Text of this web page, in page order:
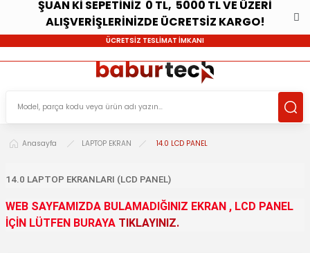
ŞUAN Kİ SEPETİNİZ 0 TL, 5000 TL VE ÜZERİ
ALIŞVERİŞLERİNİZDE ÜCRETSİZ KARGO!
ÜCRETSİZ TESLİMAT İMKANI
Anasayfa LAPTOP EKRAN 14.0 LCD PANEL
14.0 LAPTOP EKRANLARI (LCD PANEL)
WEB SAYFAMIZDA BULAMADIĞINIZ EKRAN , LCD PANEL
İÇİN LÜTFEN BURAYA TIKLAYINIZ.